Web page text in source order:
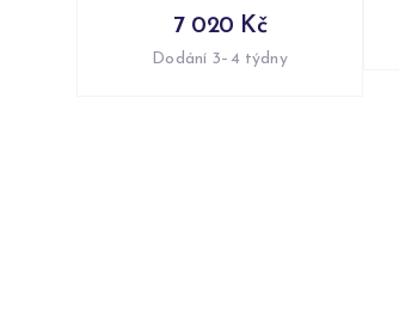
7 020 Kč
Dodání 3–4 týdny